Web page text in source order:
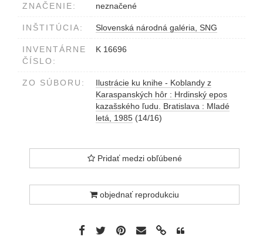
ZNAČENIE: neznačené
INŠTITÚCIA: Slovenská národná galéria, SNG
INVENTÁRNE
ČÍSLO:
K 16696
ZO SÚBORU:
Ilustrácie ku knihe - Koblandy z
Karaspanských hôr : Hrdinský epos
kazašského ľudu. Bratislava : Mladé
letá, 1985 (14/16)
Pridať medzi obľúbené
objednať reprodukciu